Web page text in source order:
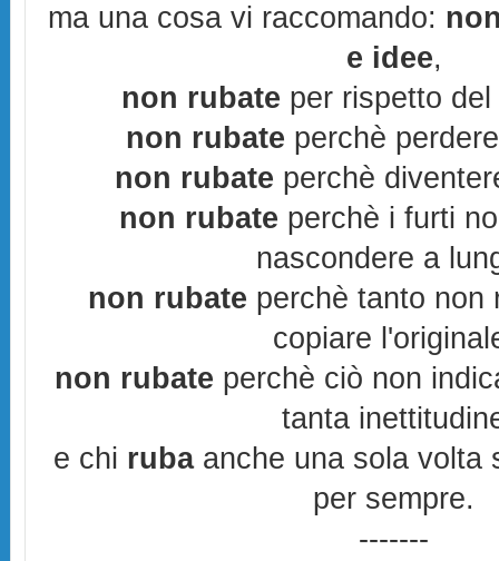
ma una cosa vi raccomando:
e idee,
non rubate per rispetto
non rubate perchè
non rubate perchè
non rubate perchè i furti
nascondere a
non rubate perchè tanto non
copiare
non rubate perchè ciò non
tanta
e chi rubaanche una sola volta
per sempre.
-------